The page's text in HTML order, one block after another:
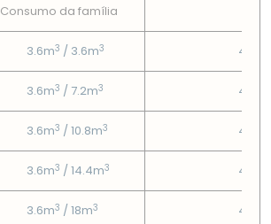
Consumo da famí­lia
3.6m3 / 3.6m3 4.67€
3.6m3 / 7.2m3 4.67€
3.6m3 / 10.8m3 4.67€
3.6m3 / 14.4m3 4.67€
3.6m3 / 18m3 4.67€